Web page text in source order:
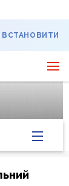
ВСТАНОВИТИ